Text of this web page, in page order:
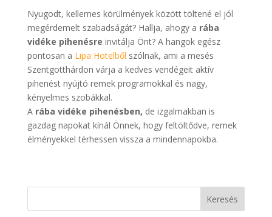
Nyugodt, kellemes körülmények között töltené el jól
megérdemelt szabadságát? Hallja, ahogy a rába
vidéke pihenésre invitálja Önt? A hangok egész
pontosan a Lipa Hotelből szólnak, ami a mesés
Szentgotthárdon várja a kedves vendégeit aktív
pihenést nyújtó remek programokkal és nagy,
kényelmes szobákkal.
A rába vidéke pihenésben, de izgalmakban is
gazdag napokat kínál Önnek, hogy feltöltődve, remek
élményekkel térhessen vissza a mindennapokba.